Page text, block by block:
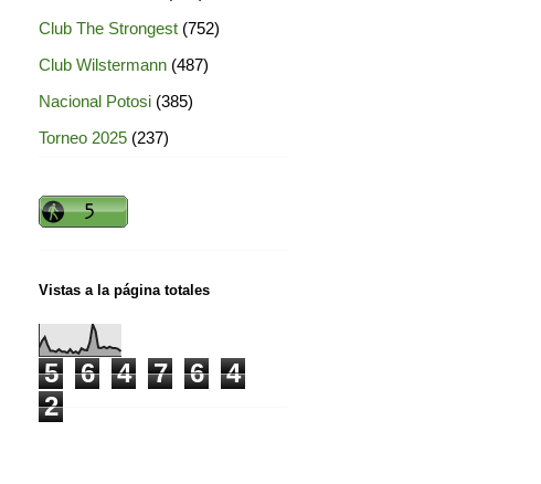
Club The Strongest (752)
Club Wilstermann (487)
Nacional Potosi (385)
Torneo 2025 (237)
Vistas a la página totales
5 6 4 7 6
4
2